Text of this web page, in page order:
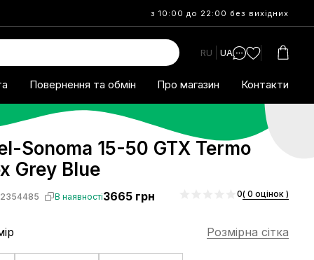
з 10:00 до 22:00 без вихідних
RU UA
Повернення та обмін Про магазин Контакти
Sonoma 15-50 GTX Termo
Grey Blue
В наявності3665грн 0( 0 оцінок )
Розмірна сітка